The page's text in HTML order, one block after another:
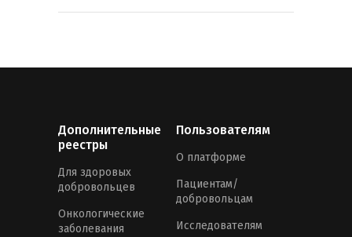
Дополнительные
реестры
Для здоровых
добровольцев
Онкологические
заболевания
Пользователям
О платформе
Пациентам/
добровольцам
Исследователям